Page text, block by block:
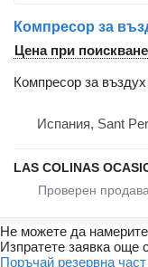
Компресор за
Цена при поискване
Компресор за въздух
Испания, Sant
LAS COLINAS
Не можете да
Изпратете заявка още
Поръчай резервна част